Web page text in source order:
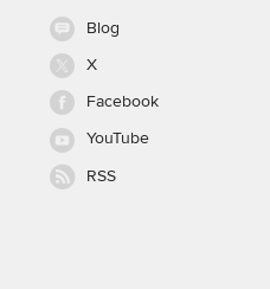
Blog
X
Facebook
YouTube
RSS